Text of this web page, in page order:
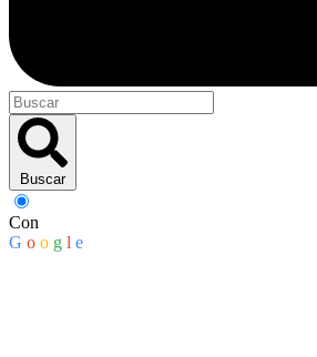
Buscar
Con
G o o g l e